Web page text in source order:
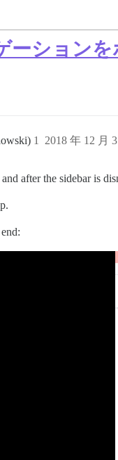
ーション
2018 年 12 月
1
after the sidebar is